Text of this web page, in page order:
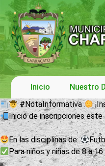
Inicio Nuestro
#NotaInformativa
Inicio de inscripciones
En las disciplinas de:
Para niños y niñas de 8 a 16